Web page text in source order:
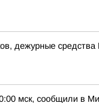
дежурные
мск, сообщили в